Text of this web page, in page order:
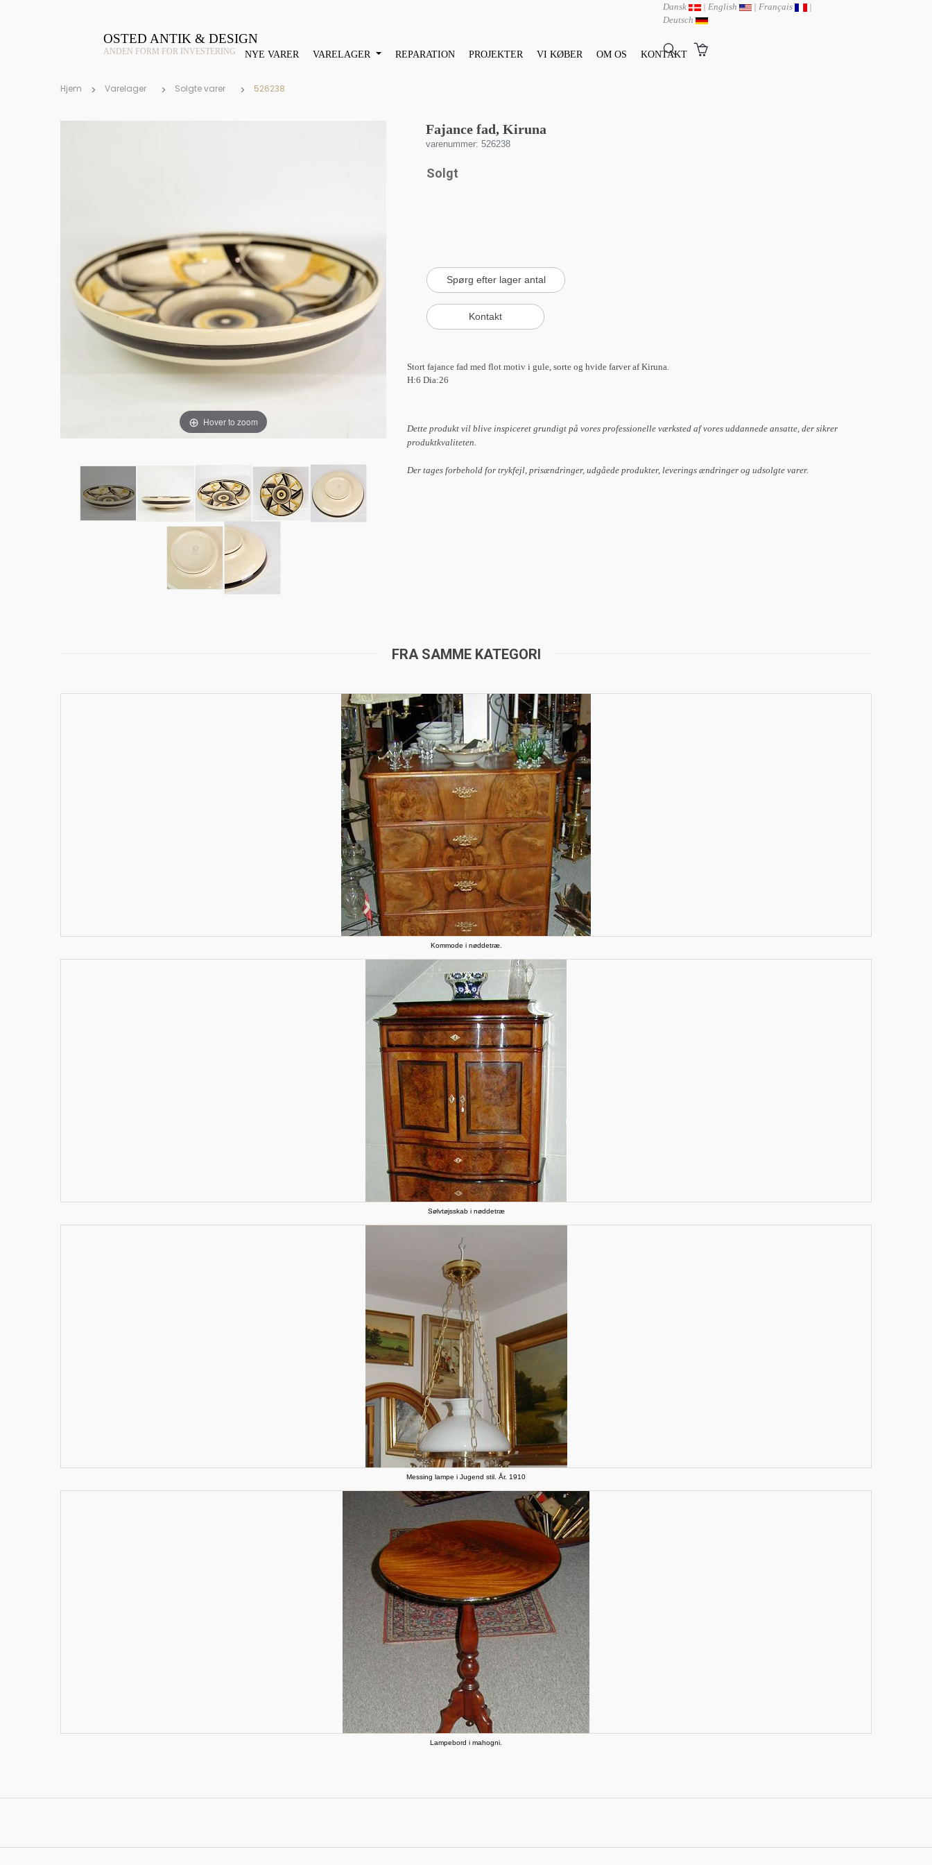
OSTED ANTIK & DESIGN
ANDEN FORM FOR INVESTERING NYE VARER VARELAGER REPARATION PROJEKTER VI KØBER OM OS KONTAKT
Dansk | English | Français
|
Deutsch
Hjem Varelager Solgte varer 526238
Hover to zoom
Fajance fad, Kiruna
varenummer: 526238
Solgt
Stort fajance fad med flot motiv i gule, sorte og hvide farver af Kiruna.
H:6 Dia:26
Dette produkt vil blive inspiceret grundigt på vores professionelle værksted af vores uddannede ansatte, der sikrer
produktkvaliteten.
Der tages forbehold for trykfejl, prisændringer, udgåede produkter, leverings ændringer og udsolgte varer.
FRA SAMME KATEGORI
Kommode i nøddetræ.
Sølvtøjsskab i nøddetræ
Messing lampe i Jugend stil. År. 1910
Lampebord i mahogni.